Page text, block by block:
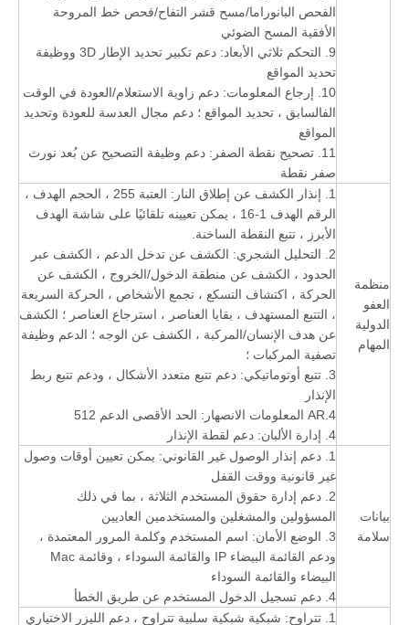
الفحص البانوراما/مسح قشر التفاح/فحص خط المروحة
الأفقية المسح الضوئي
9. التحكم ثلاثي الأبعاد: دعم تكبير تحديد الإطار 3D ووظيفة
تحديد المواقع
10. إرجاع المعلومات: دعم زاوية الاستعلام/العودة في الوقت
الفالسابق ، تحديد المواقع ؛ دعم مجال العدسة للعودة وتحديد
المواقع
11. تصحيح نقطة الصفر: دعم وظيفة التصحيح عن بُعد نورث
صفر نقطة
منظمة
العفو
الدولية
المهام
1. إنذار الكشف عن إطلاق النار: العتبة 255 ، الحجم الهدف ،
الرقم الهدف 1-16 ، يمكن تعيينه تلقائيًا على شاشة الهدف
الأبرز ، تتبع النقطة الساخنة.
2. التحليل الشجري: الكشف عن تدخل الدعم ، الكشف عبر
الحدود ، الكشف عن منطقة الدخول/الخروج ، الكشف عن
الحركة ، اكتشاف التسكع ، تجمع الأشخاص ، الحركة السريعة
، التتبع المستهدف ، بقايا العناصر ، استرجاع العناصر ؛ الكشف
عن هدف الإنسان/المركبة ، الكشف عن الوجه ؛ الدعم وظيفة
تصفية المركبات ؛
3. تتبع أوتوماتيكي: دعم تتبع متعدد الأشكال ، ودعم تتبع ربط
الإنذار
4.AR المعلومات الانصهار: الحد الأقصى الدعم 512
4. إدارة الألبان: دعم لقطة الإنذار
بيانات
سلامة
1. دعم إنذار الوصول غير القانوني: يمكن تعيين أوقات وصول
غير قانونية ووقت القفل
2. دعم إدارة حقوق المستخدم الثلاثة ، بما في ذلك
المسؤولين والمشغلين والمستخدمين العاديين
3. الوضع الأمان: اسم المستخدم وكلمة المرور المعتمدة ،
ودعم القائمة البيضاء IP والقائمة السوداء ، وقائمة Mac
البيضاء والقائمة السوداء
4. دعم تسجيل الدخول المستخدم عن طريق الخطأ
1. تتراوح: شبكية شبكية سلبية تتراوح ، دعم الليزر الاختياري